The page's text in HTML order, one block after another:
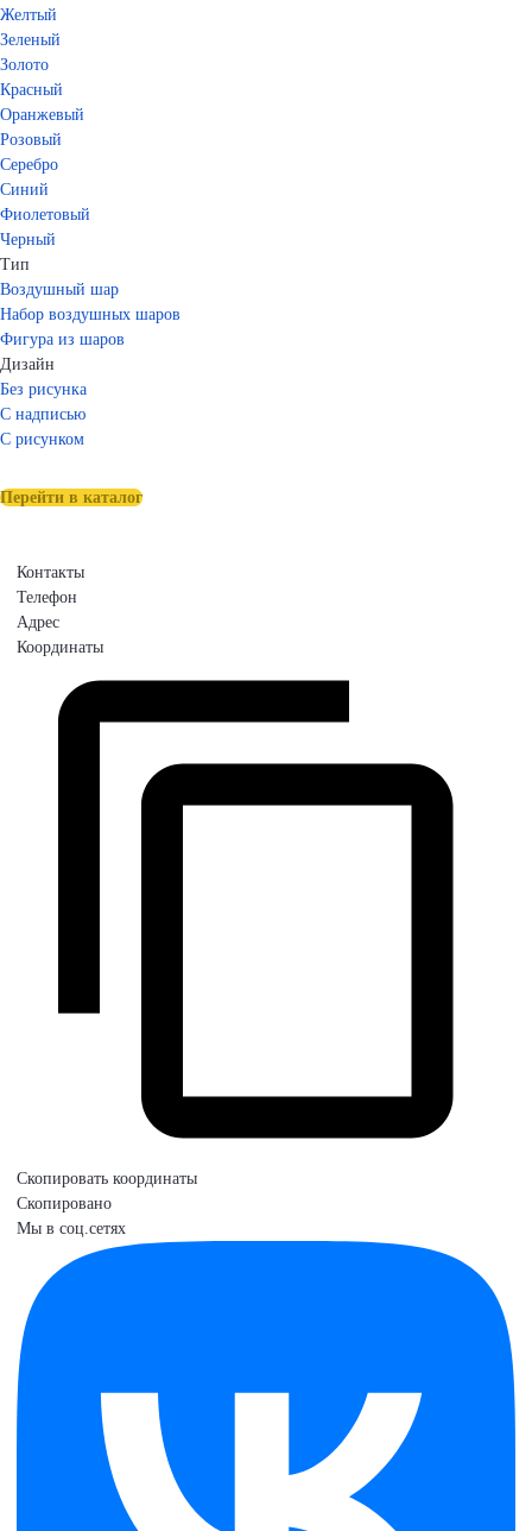
Желтый
Зеленый
Золото
Красный
Оранжевый
Розовый
Серебро
Синий
Фиолетовый
Черный
Тип
Воздушный шар
Набор воздушных шаров
Фигура из шаров
Дизайн
Без рисунка
С надписью
С рисунком
Перейти в каталог
Контакты
Телефон
Адрес
Координаты
Скопировать координаты
Скопировано
Мы в соц.сетях